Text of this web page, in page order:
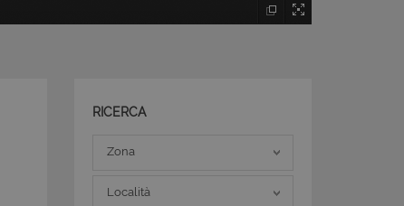
RICERCA
ZonaZona
Località
Località